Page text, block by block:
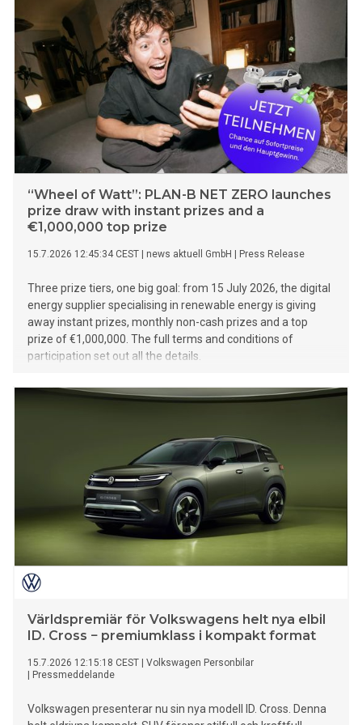
“Wheel of Watt”: PLAN-B NET ZERO launches
prize draw with instant prizes and a
€1,000,000 top prize
15.7.2026 12:45:34 CEST news aktuell GmbH Press Release
Three prize tiers, one big goal: from 15 July 2026, the digital
energy supplier specialising in renewable energy is giving
away instant prizes, monthly non-cash prizes and a top
prize of €1,000,000. The full terms and conditions of
participation set out all the details.
Världspremiär för Volkswagens helt nya elbil
ID. Cross − premiumklass i kompakt format
15.7.2026 12:15:18 CEST
Volkswagen Personbilar
Pressmeddelande
Volkswagen presenterar nu sin nya modell ID. Cross. Denna